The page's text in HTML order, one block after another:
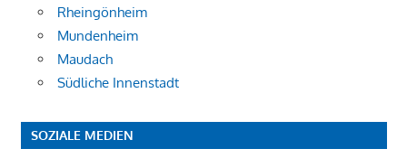
Rheingönheim
Mundenheim
Maudach
Südliche Innenstadt
SOZIALE MEDIEN